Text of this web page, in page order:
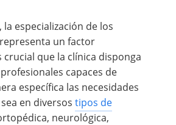
especialización de los
un factor
crucial que la clínica disponga
capaces de
específica las necesidades
en diversos tipos de
neurológica,